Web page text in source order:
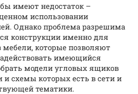
имеют недостаток –
использовании
Однако проблема разрешима
конструкции именно для
мебели, которые позволяют
имеющийся
модели угловых ящиков
и схемы которых есть в сети и
тематики.